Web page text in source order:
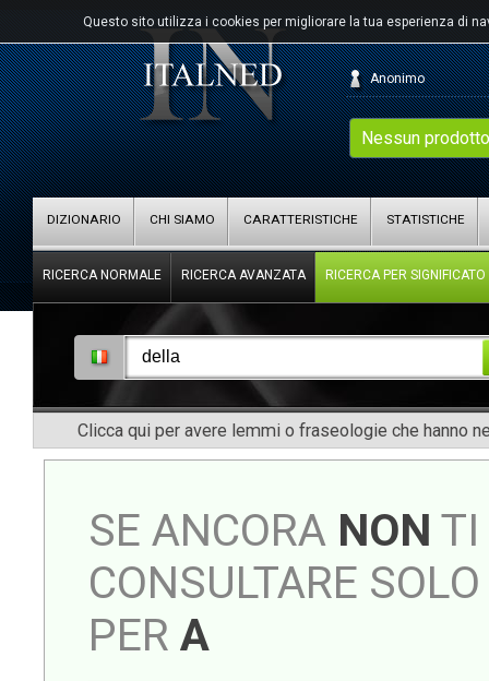
Questo sito utilizza i cookies per migliorare la tua esperienza di
Nessun
Anonimo
DIZIONARIO CHI SIAMO CARATTERISTICHE STATISTICHE
RICERCA NORMALE RICERCA AVANZATA RICERCA PER SIGNIFICATO
Clicca qui per avere lemmi o fraseologie che hanno
SE ANCORA NON TI
CONSULTARE
PER A